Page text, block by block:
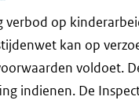
op
kan op
voldoet.
indienen. De